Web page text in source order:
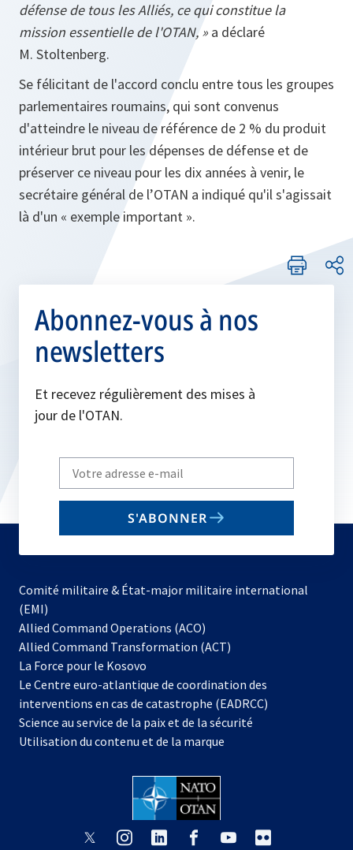
défense de tous les Alliés, ce qui constitue la
mission essentielle de l'OTAN, » a déclaré
M. Stoltenberg.
Se félicitant de l'accord conclu entre tous les groupes
parlementaires roumains, qui sont convenus
d'atteindre le niveau de référence de 2 % du produit
intérieur brut pour les dépenses de défense et de
préserver ce niveau pour les dix années à venir, le
secrétaire général de l’OTAN a indiqué qu'il s'agissait
là d'un « exemple important ».
Abonnez-vous à nos
newsletters
Et recevez régulièrement des mises à
jour de l'OTAN.
Write
your
email
S'ABONNER
Comité militaire & État-major militaire international
(EMI)
Allied Command Operations (ACO)
dans
nouvel
onglet
Allied Command Transformation (ACT)
La Force pour le Kosovo
dans
un
nouvel
onglet
Le Centre euro-atlantique de coordination des
interventions en cas de catastrophe (EADRCC)
Science au service de la paix et de la sécurité
Utilisation du contenu et de la marque
s’ouvres’ouvres’ouvres’ouvres’ouvre